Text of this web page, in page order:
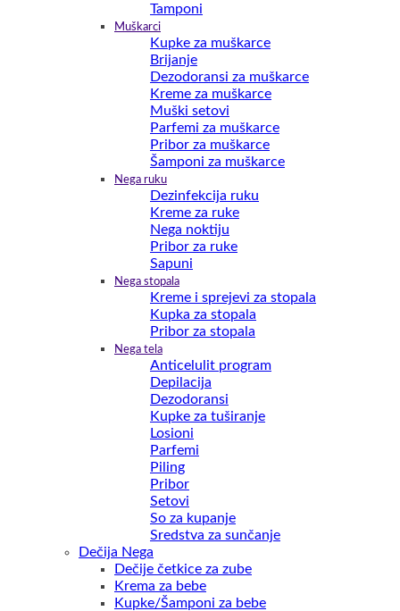
Tamponi
Muškarci
Kupke za muškarce
Brijanje
Dezodoransi za muškarce
Kreme za muškarce
Muški setovi
Parfemi za muškarce
Pribor za muškarce
Šamponi za muškarce
Nega ruku
Dezinfekcija ruku
Kreme za ruke
Nega noktiju
Pribor za ruke
Sapuni
Nega stopala
Kreme i sprejevi za stopala
Kupka za stopala
Pribor za stopala
Nega tela
Anticelulit program
Depilacija
Dezodoransi
Kupke za tuširanje
Losioni
Parfemi
Piling
Pribor
Setovi
So za kupanje
Sredstva za sunčanje
Dečija Nega
Dečije četkice za zube
Krema za bebe
Kupke/Šamponi za bebe